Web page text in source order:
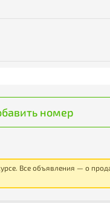
номер
Все объявления — о